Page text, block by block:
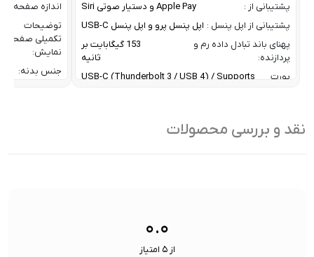
پشتیبانی از :
Apple Pay و دستیار صوتی Siri
پشتیبانی از اپل پنسل : اپل پنسل پرو و اپل پنسل USB-C
پهنای باند تبادل داده رم و
پردازنده:
153 گیگابایت بر
ثانیه
پورت
USB-C (Thunderbolt 3 / USB 4) / Supports
تراکم پیکسلی صفحه نمایش:
تعداد اسپیکرها و
اندازه صفحه
توضیحات
تکمیلی صفحه
نمایش:
جنس بدنه:
نقد و بررسی محصولات
۰.۰
از ۵ امتیاز